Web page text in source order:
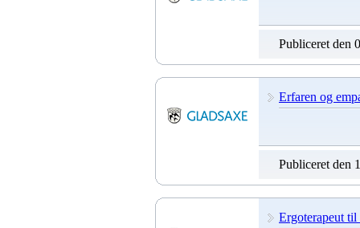
Publiceret den
Erfaren og
Publiceret den
Ergoterapeut